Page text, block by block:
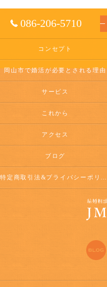
086-206-5710
コンセプト
岡山市で婚活が必要とされる理由
サービス
これから
アクセス
ブログ
特定商取引法&プライバシーポリシー